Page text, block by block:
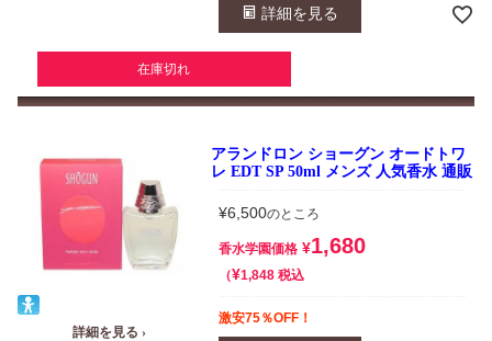
詳細を見る
在庫切れ
詳細を見る ›
アランドロン ショーグン オードトワ
レ EDT SP 50ml メンズ 人気香水 通販
¥6,500のところ
香水学園価格 ¥1,680
¥1,848 税込
激安75％OFF！